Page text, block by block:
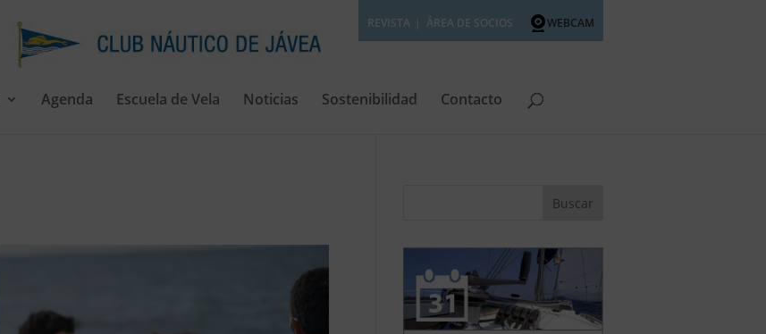
REVISTA ÁREA DE SOCIOS WEBCAM
Agenda Escuela de Vela Noticias Sostenibilidad Contacto